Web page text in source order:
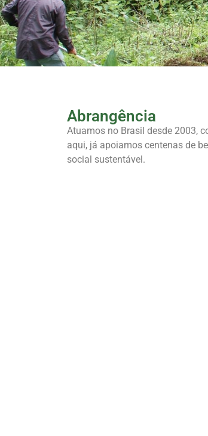
Abrangência
Atuamos no Brasil desde 2003,
aqui, já apoiamos centenas de
social sustentável.